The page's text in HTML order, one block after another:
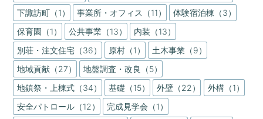
下諏訪町（1）
事業所・オフィス（11）
体験宿泊棟（3）
保育園（1）
公共事業（13）
内装（13）
別荘・注文住宅（36）
原村（1）
土木事業（9）
地域貢献（27）
地盤調査・改良（5）
地鎮祭・上棟式（34）
基礎（15） 外壁（22）
外構（1）
安全パトロール（12）
完成見学会（1）